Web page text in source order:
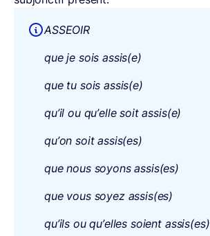
ASSEOIR
que je sois assis(e)
que tu sois assis(e)
qu’il ou qu’elle soit assis(e)
qu’on soit assis(es)
que nous soyons assis(es)
que vous soyez assis(es)
qu’ils ou qu’elles soient assis(es)